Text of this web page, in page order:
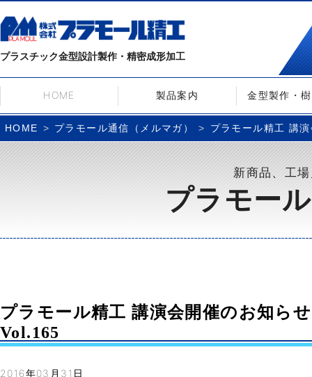
プラスチック金型設計製作・精密成形加工
HOME 製品案内 金型製作・
HOME プラモール通信（メルマガ） プラモール精工 講
新商品、工
プラモー
プラモール精工 講演会開催のお知ら
Vol.165
2016年03月31日